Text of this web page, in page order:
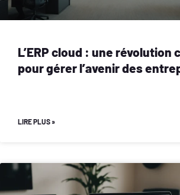
L’ERP cloud : une révolution
pour gérer l’avenir des
LIRE PLUS »